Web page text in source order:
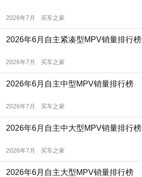
2026年7月 买车之家
2026年6月自主紧凑型MPV销量排行榜
2026年7月 买车之家
2026年6月自主中型MPV销量排行榜
2026年7月 买车之家
2026年6月自主中大型MPV销量排行榜
2026年7月 买车之家
2026年6月自主大型MPV销量排行榜